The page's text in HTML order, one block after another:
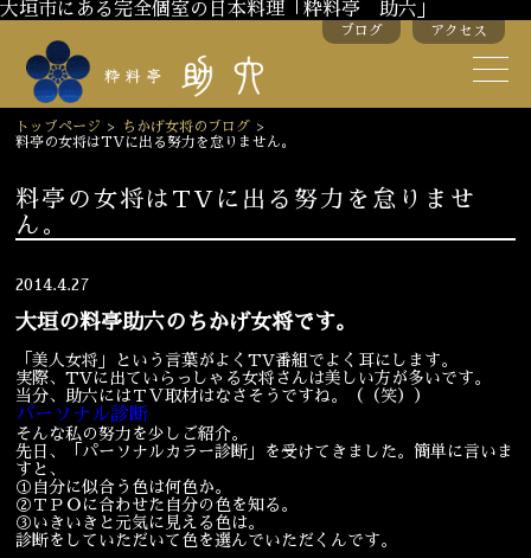
大垣市にある完全個室の日本料理「粋料亭 助六」
ブログ アクセス
トップページ > ちかげ女将のブログ >
料亭の女将はTVに出る努力を怠りません。
料亭の女将はTVに出る努力を怠りませ
ん。
2014.4.27
大垣の料亭助六のちかげ女将です。
「美人女将」という言葉がよくTV番組でよく耳にします。
実際、TVに出ていらっしゃる女将さんは美しい方が多いです。
当分、助六にはＴＶ取材はなさそうですね。（（笑））
パーソナル診断
そんな私の努力を少しご紹介。
先日、「パーソナルカラー診断」を受けてきました。簡単に言いま
すと、
①自分に似合う色は何色か。
②ＴＰＯに合わせた自分の色を知る。
③いきいきと元気に見える色は。
診断をしていただいて色を選んでいただくんです。
スタッフ紹介
季節のお料理 お弁当
お飲み物
お部屋のご紹介 会議・舞台のご利用
結婚式・披露宴
ご接待
慶事 お顔合わせ